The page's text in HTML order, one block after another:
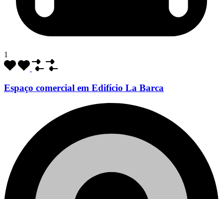
1
Espaço comercial em Edifício La Barca